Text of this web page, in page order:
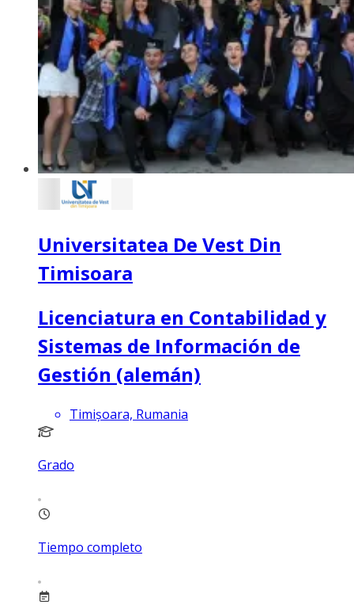
Universitatea De Vest Din
Timisoara
Licenciatura en Contabilidad y
Sistemas de Información de
Gestión (alemán)
Timișoara, Rumania
Grado
Tiempo completo